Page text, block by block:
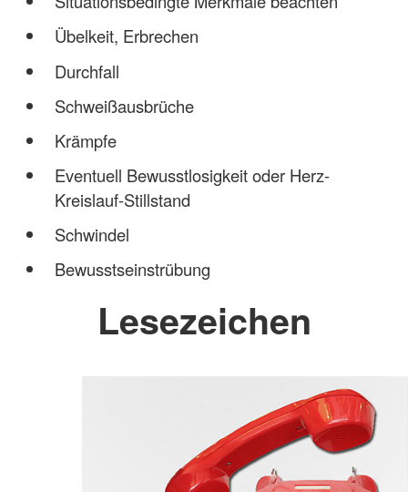
Übelkeit, Erbrechen
Durchfall
Schweißausbrüche
Krämpfe
Eventuell Bewusstlosigkeit oder Herz-
Kreislauf-Stillstand
Schwindel
Bewusstseinstrübung
Lesezeichen